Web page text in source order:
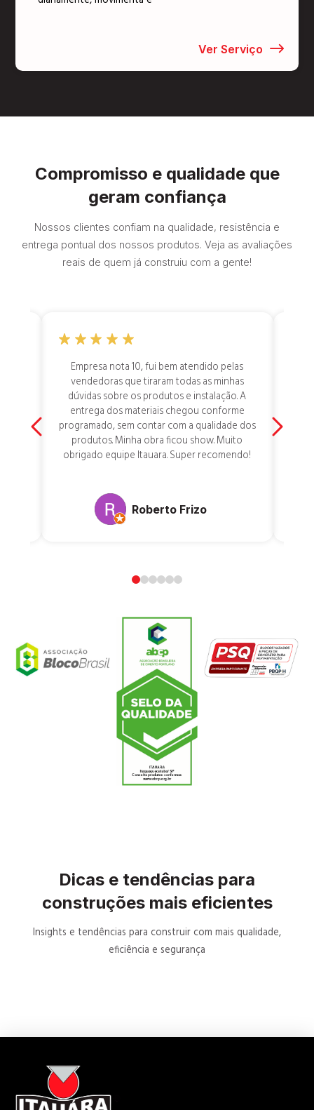
Ver Serviço
Compromisso e qualidade que
geram confiança
Nossos clientes confiam na qualidade, resistência e
entrega pontual dos nossos produtos. Veja as avaliações
reais de quem já construiu com a gente!
Empresa nota 10, fui bem atendido pelas
vendedoras que tiraram todas as minhas
dúvidas sobre os produtos e instalação. A
entrega dos materiais chegou conforme
programado, sem contar com a qualidade dos
produtos. Minha obra ficou show. Muito
obrigado equipe Itauara. Super recomendo!
Roberto Frizo
01 2345
Dicas e tendências para
construções mais eficientes
Insights e tendências para construir com mais qualidade,
eficiência e segurança